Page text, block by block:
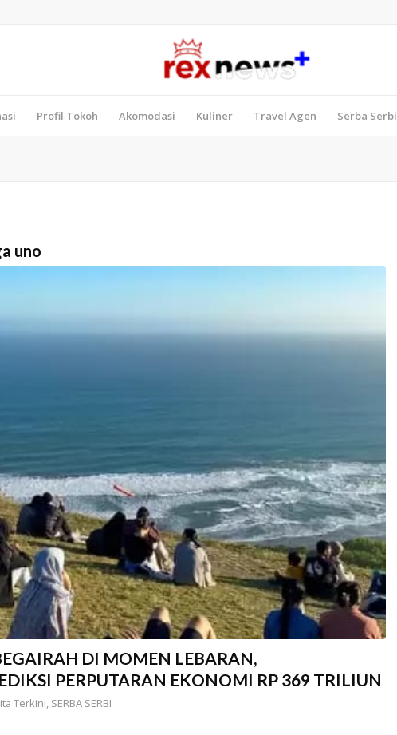
Profil Tokoh Akomodasi Kuliner Travel Agen Serba Serbi
uno
DI MOMEN LEBARAN,
PERPUTARAN EKONOMI RP 369 TRILIUN
Terkini, SERBA SERBI